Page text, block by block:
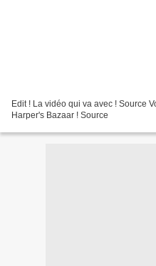
Edit ! La vidéo qui va avec ! Source
Harper's Bazaar ! Source